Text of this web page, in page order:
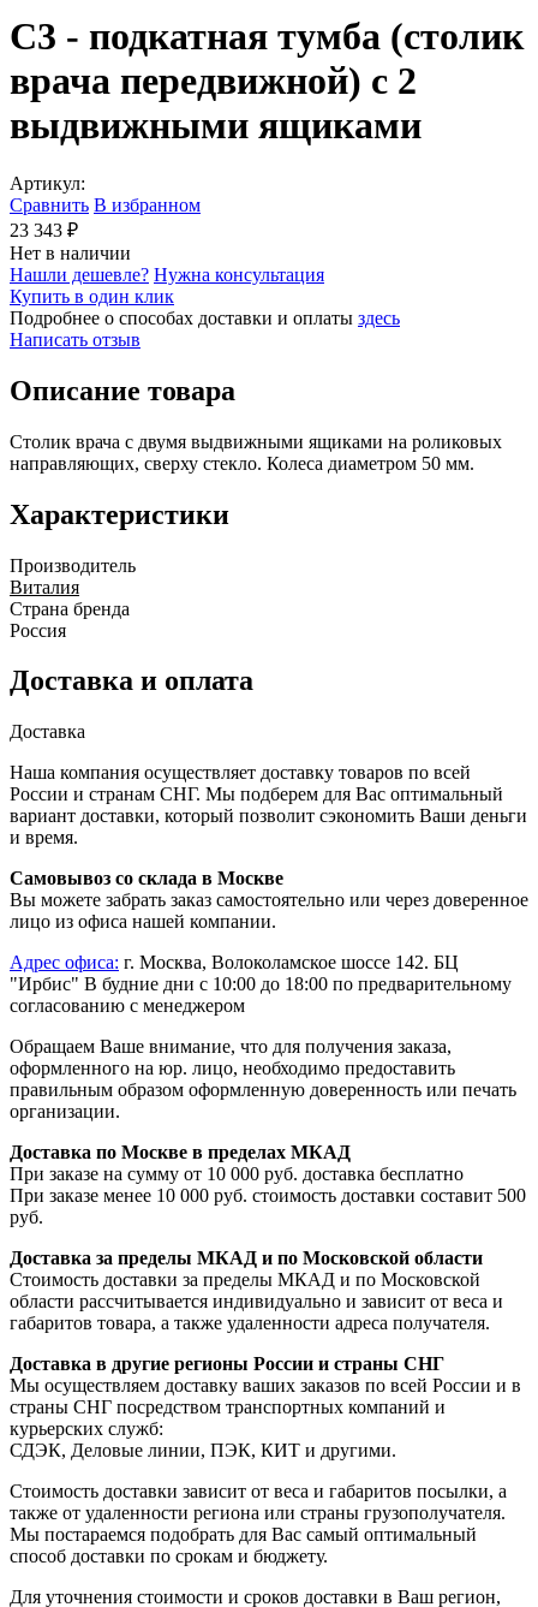
С3 - подкатная тумба (столик
врача передвижной) с 2
выдвижными ящиками
Артикул:
Сравнить В избранном
23 343 ₽
Нет в наличии
Нашли дешевле? Нужна консультация
Купить в один клик
Подробнее о способах доставки и оплаты здесь
Написать отзыв
Описание товара
Столик врача с двумя выдвижными ящиками на роликовых
направляющих, сверху стекло. Колеса диаметром 50 мм.
Характеристики
Производитель
Виталия
Страна бренда
Россия
Доставка и оплата
Доставка
Наша компания осуществляет доставку товаров по всей
России и странам СНГ. Мы подберем для Вас оптимальный
вариант доставки, который позволит сэкономить Ваши деньги
и время.
Самовывоз со склада в Москве
Вы можете забрать заказ самостоятельно или через доверенное
лицо из офиса нашей компании.
Адрес офиса: г. Москва, Волоколамское шоссе 142. БЦ
"Ирбис" В будние дни с 10:00 до 18:00 по предварительному
согласованию с менеджером
Обращаем Ваше внимание, что для получения заказа,
оформленного на юр. лицо, необходимо предоставить
правильным образом оформленную доверенность или печать
организации.
Доставка по Москве в пределах МКАД
При заказе на сумму от 10 000 руб. доставка бесплатно
При заказе менее 10 000 руб. стоимость доставки составит 500
руб.
Доставка за пределы МКАД и по Московской области
Стоимость доставки за пределы МКАД и по Московской
области рассчитывается индивидуально и зависит от веса и
габаритов товара, а также удаленности адреса получателя.
Доставка в другие регионы России и страны СНГ
Мы осуществляем доставку ваших заказов по всей России и в
страны СНГ посредством транспортных компаний и
курьерских служб:
СДЭК, Деловые линии, ПЭК, КИТ и другими.
Стоимость доставки зависит от веса и габаритов посылки, а
также от удаленности региона или страны грузополучателя.
Мы постараемся подобрать для Вас самый оптимальный
способ доставки по срокам и бюджету.
Для уточнения стоимости и сроков доставки в Ваш регион,